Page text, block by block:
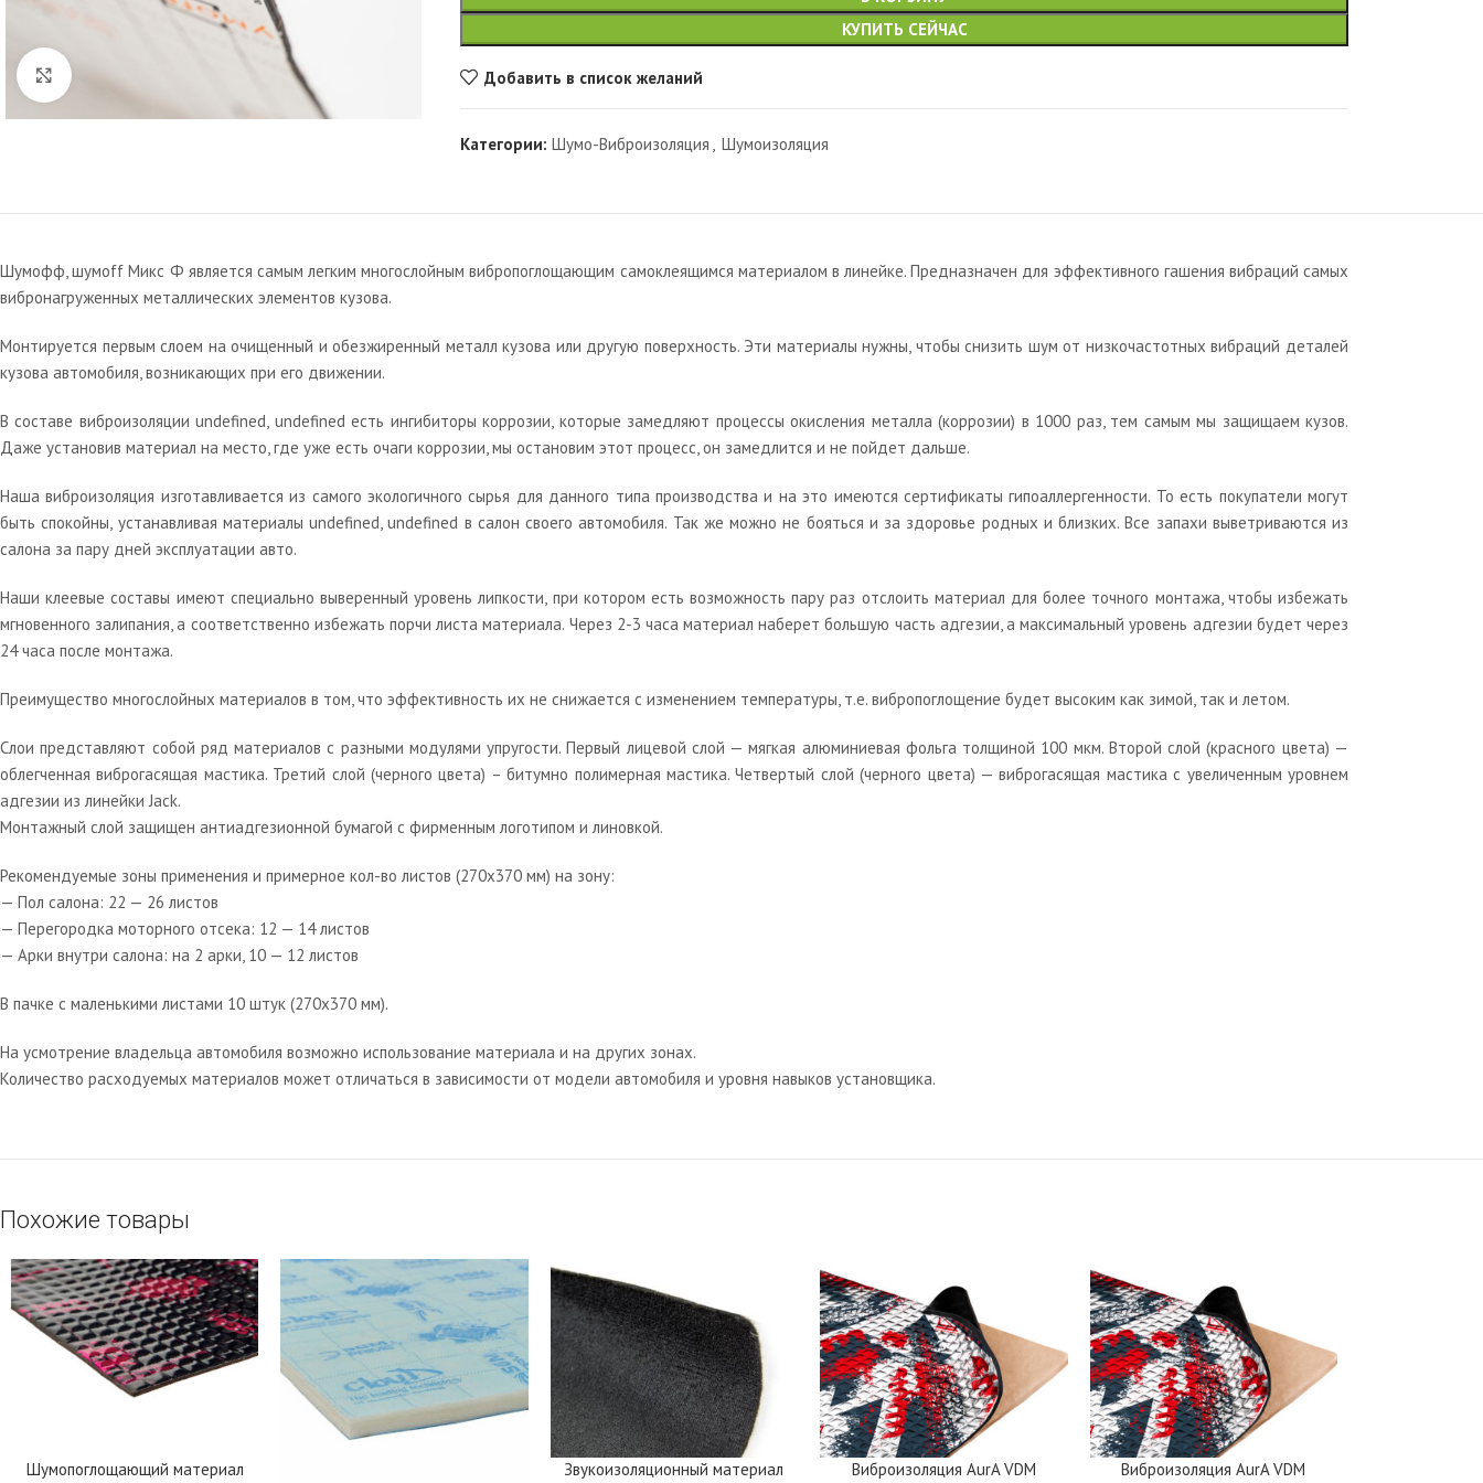
КУПИТЬ СЕЙЧАС
Добавить в список желаний
Категории: Шумо-Виброизоляция , Шумоизоляция
Шумофф, шумoff Микс Ф является самым легким многослойным вибропоглощающим самоклеящимся материалом в линейке. Предназначен для эффективного гашения вибраций самых
вибронагруженных металлических элементов кузова.
Монтируется первым слоем на очищенный и обезжиренный металл кузова или другую поверхность. Эти материалы нужны, чтобы снизить шум от низкочастотных вибраций деталей
кузова автомобиля, возникающих при его движении.
В составе виброизоляции undefined, undefined есть ингибиторы коррозии, которые замедляют процессы окисления металла (коррозии) в 1000 раз, тем самым мы защищаем кузов.
Даже установив материал на место, где уже есть очаги коррозии, мы остановим этот процесс, он замедлится и не пойдет дальше.
Наша виброизоляция изготавливается из самого экологичного сырья для данного типа производства и на это имеются сертификаты гипоаллергенности. То есть покупатели могут
быть спокойны, устанавливая материалы undefined, undefined в салон своего автомобиля. Так же можно не бояться и за здоровье родных и близких. Все запахи выветриваются из
салона за пару дней эксплуатации авто.
Наши клеевые составы имеют специально выверенный уровень липкости, при котором есть возможность пару раз отслоить материал для более точного монтажа, чтобы избежать
мгновенного залипания, а соответственно избежать порчи листа материала. Через 2-3 часа материал наберет большую часть адгезии, а максимальный уровень адгезии будет через
24 часа после монтажа.
Преимущество многослойных материалов в том, что эффективность их не снижается с изменением температуры, т.е. вибропоглощение будет высоким как зимой, так и летом.
Слои представляют собой ряд материалов с разными модулями упругости. Первый лицевой слой — мягкая алюминиевая фольга толщиной 100 мкм. Второй слой (красного цвета) —
облегченная виброгасящая мастика. Третий слой (черного цвета) – битумно полимерная мастика. Четвертый слой (черного цвета) — виброгасящая мастика с увеличенным уровнем
адгезии из линейки Jack.
Монтажный слой защищен антиадгезионной бумагой с фирменным логотипом и линовкой.
Рекомендуемые зоны применения и примерное кол-во листов (270х370 мм) на зону:
— Пол салона: 22 — 26 листов
— Перегородка моторного отсека: 12 — 14 листов
— Арки внутри салона: на 2 арки, 10 — 12 листов
В пачке с маленькими листами 10 штук (270х370 мм).
На усмотрение владельца автомобиля возможно использование материала и на других зонах.
Количество расходуемых материалов может отличаться в зависимости от модели автомобиля и уровня навыков установщика.
Похожие товары
Шумопоглощающий материал
Звукоизоляционный материал
Виброизоляция AurA VDM
Виброизоляция AurA VDM